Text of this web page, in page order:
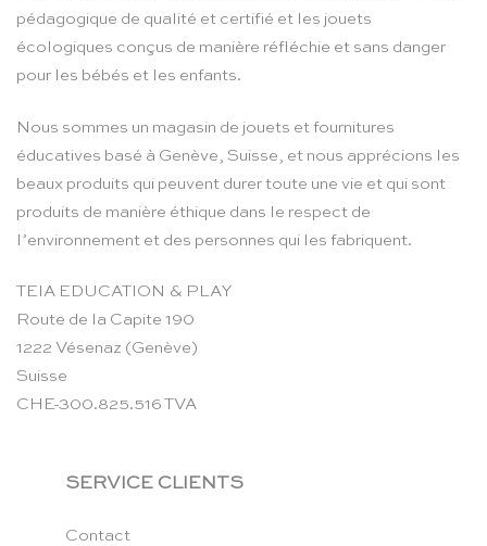
pédagogique de qualité et certifié et les jouets
écologiques conçus de manière réfléchie et sans danger
pour les bébés et les enfants.
Nous sommes un magasin de jouets et fournitures
éducatives basé à Genève, Suisse, et nous apprécions les
beaux produits qui peuvent durer toute une vie et qui sont
produits de manière éthique dans le respect de
l’environnement et des personnes qui les fabriquent.
TEIA EDUCATION & PLAY
Route de la Capite 190
1222 Vésenaz (Genève)
Suisse
CHE-300.825.516 TVA
SERVICE CLIENTS
Contact